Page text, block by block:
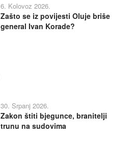
6. Kolovoz 2026.
Zašto se iz povijesti Oluje briše
general Ivan Korade?
30. Srpanj 2026.
Zakon štiti bjegunce, branitelji
trunu na sudovima